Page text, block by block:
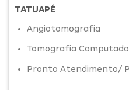
TATUAPÉ
Angiotomografia
Tomografia
Pronto Atendimento/